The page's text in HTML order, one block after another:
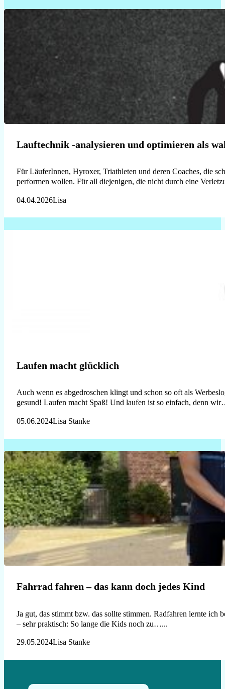
Lauftechnik -analysieren und optimieren als
Für LäuferInnen, Hyroxer, Triathleten und deren Coaches, die
performen wollen. Für all diejenigen, die nicht durch eine
04.04.2026Lisa
Laufen macht glücklich
Auch wenn es abgedroschen klingt und schon so oft als
gesund! Laufen macht Spaß! Und laufen ist so einfach, denn
05.06.2024Lisa Stanke
Fahrrad fahren – das kann doch jedes Kind
Ja gut, das stimmt bzw. das sollte stimmen. Radfahren lernte
– sehr praktisch: So lange die Kids noch zu…...
29.05.2024Lisa Stanke